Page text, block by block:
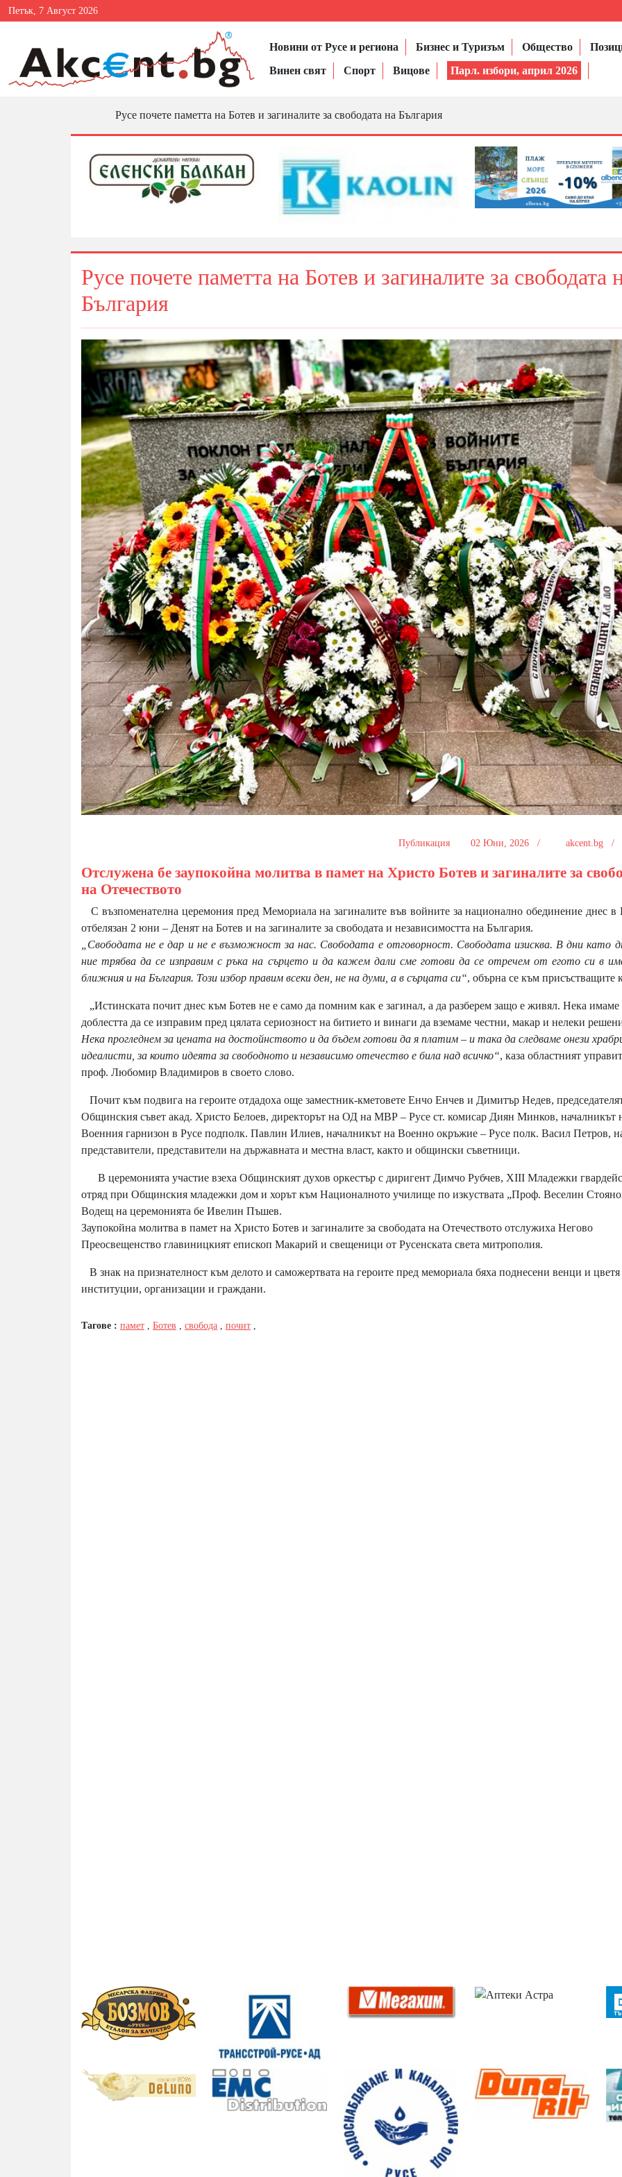
Петък, 7 Август 2026
Новини от Русе и региона Бизнес и Туризъм Общество
Винен свят
Спорт Вицове Парл. избори, април 2026
Русе почете паметта на Ботев и загиналите за свободата на България
Русе почете паметта на Ботев и загиналите за свободата
България
Публикация 02 Юни, 2026 / akcent.bg /
Отслужена бе заупокойна молитва в памет на Христо Ботев и загиналите за
на Отечеството
С възпоменателна церемония пред Мемориала на загиналите във войните за национално обединение днес в
отбелязан 2 юни – Денят на Ботев и на загиналите за свободата и независимостта на България.
„Свободата не е дар и не е възможност за нас. Свободата е отговорност. Свободата изисква. В дни като
ние трябва да се изправим с ръка на сърцето и да кажем дали сме готови да се отречем от егото си в
ближния и на България. Този избор правим всеки ден, не на думи, а в сърцата си“, обърна се към присъстващите
„Истинската почит днес към Ботев не е само да помним как е загинал, а да разберем защо е живял. Нека имаме
доблестта да се изправим пред цялата сериозност на битието и винаги да вземаме честни, макар и нелеки
Нека прогледнем за цената на достойнството и да бъдем готови да я платим – и така да следваме онези
идеалисти, за които идеята за свободното и независимо отечество е била над всичко“, каза областният
проф. Любомир Владимиров в своето слово.
Почит към подвига на героите отдадоха още заместник-кметовете Енчо Енчев и Димитър Недев,
Общинския съвет акад. Христо Белоев, директорът на ОД на МВР – Русе ст. комисар Диян Минков, началникът
Военния гарнизон в Русе подполк. Павлин Илиев, началникът на Военно окръжие – Русе полк. Васил Петров,
представители, представители на държавната и местна власт, както и общински съветници.
В церемонията участие взеха Общинският духов оркестър с диригент Димчо Рубчев, XIII Младежки
отряд при Общинския младежки дом и хорът към Националното училище по изкуствата „Проф. Веселин
Водещ на церемонията бе Ивелин Пъшев.
Заупокойна молитва в памет на Христо Ботев и загиналите за свободата на Отечеството отслужиха Негово
Преосвещенство главиницкият епископ Макарий и свещеници от Русенската света митрополия.
В знак на признателност към делото и саможертвата на героите пред мемориала бяха поднесени венци и цветя
институции, организации и граждани.
Тагове : памет Ботев свобода почит